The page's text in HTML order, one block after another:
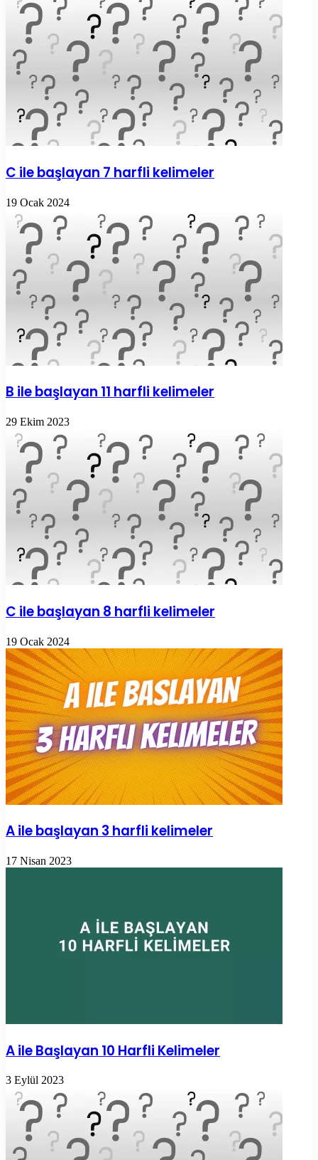
C ile başlayan 7 harfli kelimeler
19 Ocak 2024
B ile başlayan 11 harfli kelimeler
29 Ekim 2023
C ile başlayan 8 harfli kelimeler
19 Ocak 2024
A ile başlayan 3 harfli kelimeler
17 Nisan 2023
A ile Başlayan 10 Harfli Kelimeler
3 Eylül 2023